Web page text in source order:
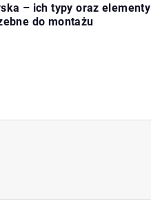
– ich typy oraz elementy
do montażu